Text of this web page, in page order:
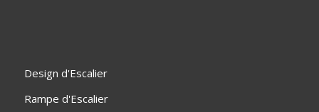
Design d'Escalier
Rampe d'Escalier